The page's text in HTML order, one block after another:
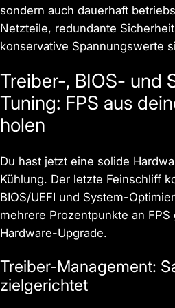
sondern auch dauerhaft
Netzteile, redundante
konservative Spannungswerte
Treiber-, BIOS- und
Tuning: FPS aus
holen
Du hast jetzt eine solide
Kühlung. Der letzte Feinschliff
BIOS/UEFI und System-
mehrere Prozentpunkte an
Hardware-Upgrade.
Treiber-Management:
zielgerichtet